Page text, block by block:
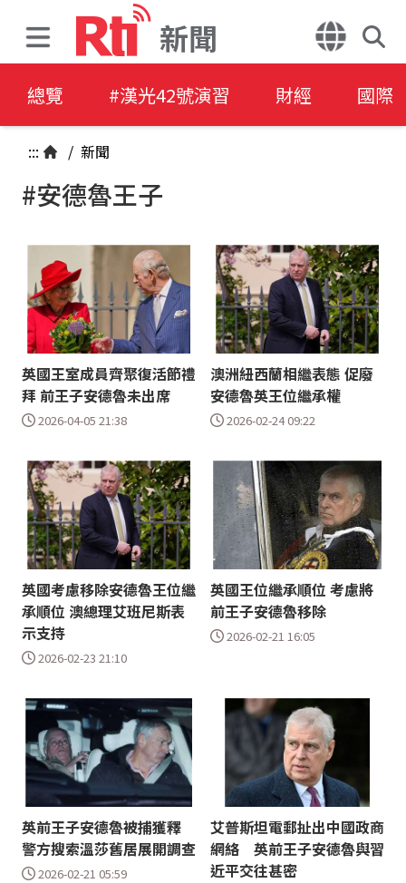
新聞
總覽 #漢光42號演習 財經 國際
::: / 新聞
#安德魯王子
英國王室成員齊聚復活節禮
拜 前王子安德魯未出席
2026-04-05 21:38
澳洲紐西蘭相繼表態 促廢
安德魯英王位繼承權
2026-02-24 09:22
英國考慮移除安德魯王位繼
承順位 澳總理艾班尼斯表
示支持
2026-02-23 21:10
英國王位繼承順位 考慮將
前王子安德魯移除
2026-02-21 16:05
英前王子安德魯被捕獲釋
警方搜索溫莎舊居展開調查
2026-02-21 05:59
艾普斯坦電郵扯出中國政商
網絡 英前王子安德魯與習
近平交往甚密